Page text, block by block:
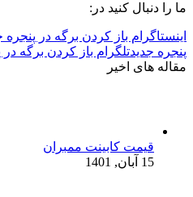
ما را دنبال کنید در:
اینستاگرام باز کردن برگه در پنجره
پنجره جدیدتلگرام باز کردن برگه در
مقاله های اخیر
قیمت کابینت ممبران
15 آبان, 1401